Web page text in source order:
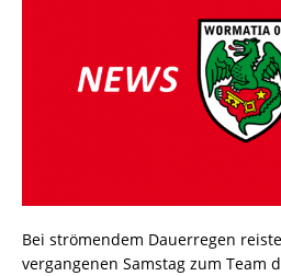
Bei strömendem Dauerregen
vergangenen Samstag zum Team